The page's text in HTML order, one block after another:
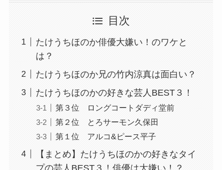
目次
たけうちほのか俳優大嫌い！のワケと
は？
たけうちほのか兄の竹内涼真は面白い？
たけうちほのかの好きな芸人BEST３！
第３位 ロングコートダディ堂前
第２位 とろサーモン久保田
第１位 アルコ&ピース平子
【まとめ】たけうちほのかの好きなタイ
プの芸人BEST３！俳優は大嫌い！？